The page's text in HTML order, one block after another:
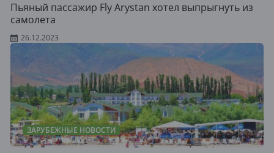
Пьяный пассажир Fly Arystan хотел выпрыгнуть из
самолета
26.12.2023
ЗАРУБЕЖНЫЕ НОВОСТИ